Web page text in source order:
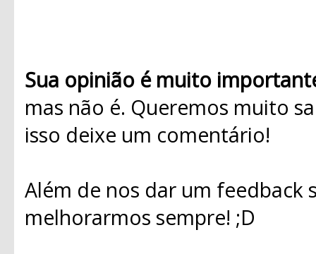
Sua opinião é muito
mas não é. Queremos muito
isso deixe um comentário!
Além de nos dar um
melhorarmos sempre! ;D